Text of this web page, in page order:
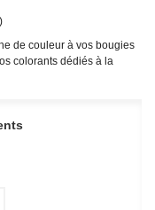
de couleur à vos bougies
colorants dédiés à la